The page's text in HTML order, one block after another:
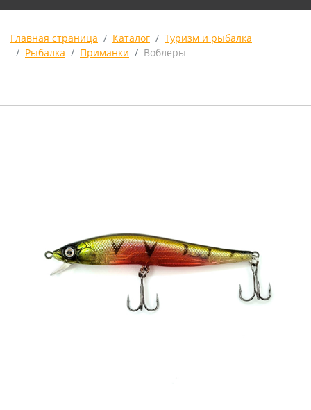
Главная страница Каталог
Туризм и рыбалка
Рыбалка
Приманки Воблеры